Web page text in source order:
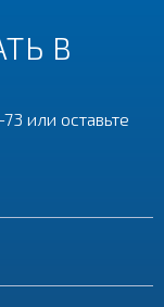
В
или оставьте